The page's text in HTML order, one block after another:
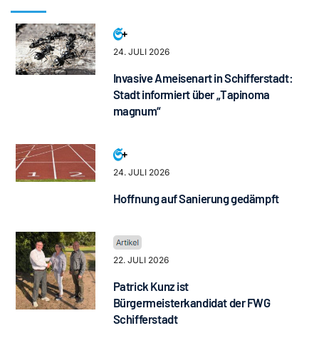
24. JULI 2026
Invasive Ameisenart in Schifferstadt:
Stadt informiert über „Tapinoma
magnum“
24. JULI 2026
Hoffnung auf Sanierung gedämpft
22. JULI 2026
Patrick Kunz ist
Bürgermeisterkandidat der FWG
Schifferstadt